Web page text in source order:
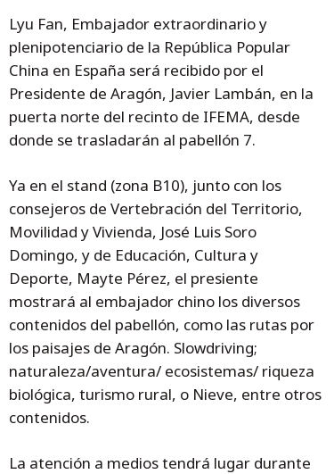
Lyu Fan, Embajador extraordinario y
plenipotenciario de la República Popular
China en España será recibido por el
Presidente de Aragón, Javier Lambán, en la
puerta norte del recinto de IFEMA, desde
donde se trasladarán al pabellón 7.
Ya en el stand (zona B10), junto con los
consejeros de Vertebración del Territorio,
Movilidad y Vivienda, José Luis Soro
Domingo, y de Educación, Cultura y
Deporte, Mayte Pérez, el presiente
mostrará al embajador chino los diversos
contenidos del pabellón, como las rutas por
los paisajes de Aragón. Slowdriving;
naturaleza/aventura/ ecosistemas/ riqueza
biológica, turismo rural, o Nieve, entre otros
contenidos.
La atención a medios tendrá lugar durante